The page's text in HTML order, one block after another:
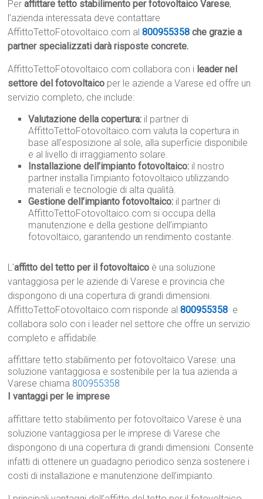
Peraffittare tetto stabilimento per fotovoltaico Varese,
l’azienda interessata deve contattare
AffittoTettoFotovoltaico.com al800955358 che grazie a
partner specializzati darà risposte concrete.
AffittoTettoFotovoltaico.com collabora con i leader nel
settore del fotovoltaico per le aziende a Varese ed offre un
servizio completo, che include:
Valutazione della copertura: il partner di
AffittoTettoFotovoltaico.com valuta la copertura in
base all’esposizione al sole, alla superficie disponibile
e al livello di irraggiamento solare.
Installazione dell’impianto fotovoltaico: il nostro
partner installa l’impianto fotovoltaico utilizzando
materiali e tecnologie di alta qualità.
Gestione dell’impianto fotovoltaico: il partner di
AffittoTettoFotovoltaico.com si occupa della
manutenzione e della gestione dell’impianto
fotovoltaico, garantendo un rendimento costante.
L’affitto del tetto per il fotovoltaico è una soluzione
vantaggiosa per le aziende di Varese e provincia che
dispongono di una copertura di grandi dimensioni.
AffittoTettoFotovoltaico.com risponde al800955358 e
collabora solo con i leader nel settore che offre un servizio
completo e affidabile.
affittare tetto stabilimento per fotovoltaico Varese: una
soluzione vantaggiosa e sostenibile per la tua azienda a
Varese chiama 800955358
I vantaggi per le imprese
affittare tetto stabilimento per fotovoltaico Varese è una
soluzione vantaggiosa per le imprese di Varese che
dispongono di una copertura di grandi dimensioni. Consente
infatti di ottenere un guadagno periodico senza sostenere i
costi di installazione e manutenzione dell’impianto.